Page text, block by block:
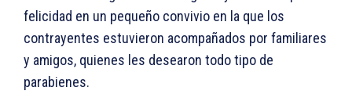
felicidad en un pequeño convivio en la que los
contrayentes estuvieron acompañados por familiares
y amigos, quienes les desearon todo tipo de
parabienes.